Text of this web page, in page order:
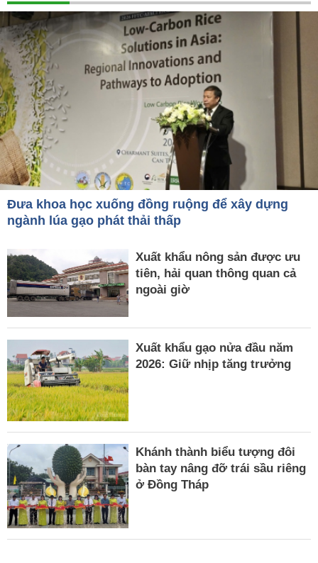
Đưa khoa học xuống đồng ruộng để xây dựng
ngành lúa gạo phát thải thấp
Xuất khẩu nông sản được ưu
tiên, hải quan thông quan cả
ngoài giờ
Xuất khẩu gạo nửa đầu năm
2026: Giữ nhịp tăng trưởng
Khánh thành biểu tượng đôi
bàn tay nâng đỡ trái sầu riêng
ở Đồng Tháp